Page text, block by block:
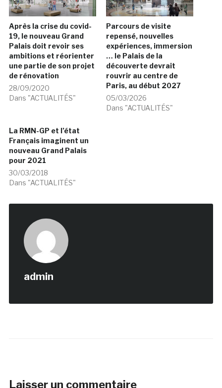
Après la crise du covid-
19, le nouveau Grand
Palais doit revoir ses
ambitions et réorienter
une partie de son projet
de rénovation
28/09/2020
Dans "ACTUALITÉS"
Parcours de visite
repensé, nouvelles
expériences, immersion
… le Palais de la
découverte devrait
rouvrir au centre de
Paris, au début 2027
05/03/2026
Dans "ACTUALITÉS"
La RMN-GP et l’état
Français imaginent un
nouveau Grand Palais
pour 2021
30/03/2018
Dans "ACTUALITÉS"
admin
Laisser un commentaire